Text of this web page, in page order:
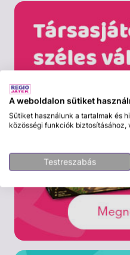
A weboldalon sütiket
Sütiket használunk a tartalmak és
közösségi funkciók biztosításához,
Testreszabás